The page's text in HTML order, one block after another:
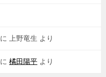
に 上野竜生 より
に 橘田陽平 より